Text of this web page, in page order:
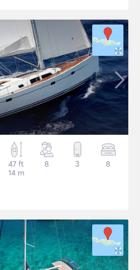
47 ft
14 m
8 3 8